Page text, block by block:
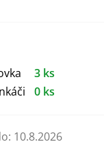
10.8.2026
3 ks
0 ks